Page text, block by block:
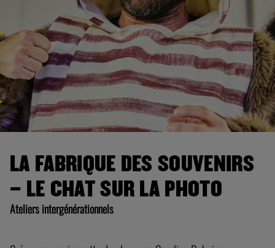
LA FABRIQUE DES SOUVENIRS
– LE CHAT SUR LA PHOTO
Ateliers intergénérationnels